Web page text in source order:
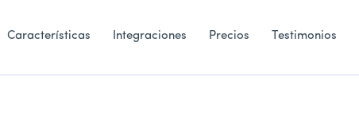
Características Integraciones Precios Testimonios